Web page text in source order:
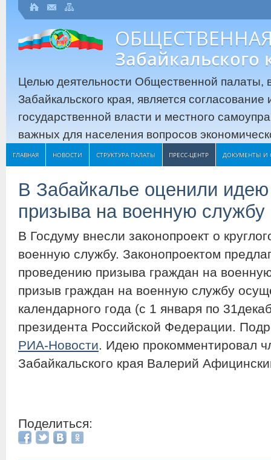
Забайкальского
Целью деятельности Общественной палаты,
Забайкальского края, является
государственной власти и местного
важных для населения вопросов
ГЛАВНАЯ НОВОСТИ СТРУКТУРА ПАЛАТЫ ПРЕСС-ЦЕНТР ДОКУМЕНТЫ И
В Забайкалье оценили идею
призыва на военную службу
В Госдуму внесли законопроект о
военную службу. Законопроектом
проведению призыва граждан на
призыв граждан на военную службу
календарного года (с 1 января по
президента Российской Федерации.
РИА-Новости. Идею прокомментировал
Забайкальского края Валерий
Поделиться: